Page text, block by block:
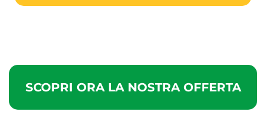
SCOPRI ORA LA NOSTRA OFFERTA